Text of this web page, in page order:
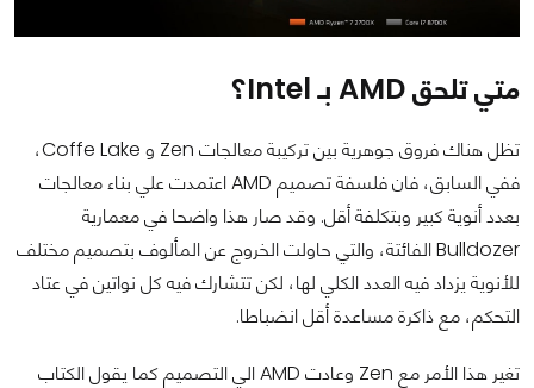
متي تلحق AMD بـ Intel؟
تظل هناك فروق جوهرية بين تركيبة معالجات Zen و Coffe Lake،
ففي السابق، فان فلسفة تصميم AMD اعتمدت علي بناء معالجات
بعدد أنوية كبير وبتكلفة أقل. وقد صار هذا واضحا في معمارية
Bulldozer الفائتة، والتي حاولت الخروج عن المألوف بتصميم مختلف
للأنوية يزداد فيه العدد الكلي لها، لكن تتشارك فيه كل نواتين في عتاد
التحكم، مع ذاكرة مساعدة أقل انضباطا.
تغير هذا الأمر مع Zen وعادت AMD الي التصميم كما يقول الكتاب